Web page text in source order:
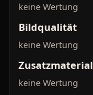
keine Wertung
Bildqualität
keine Wertung
Zusatzmaterial
keine Wertung